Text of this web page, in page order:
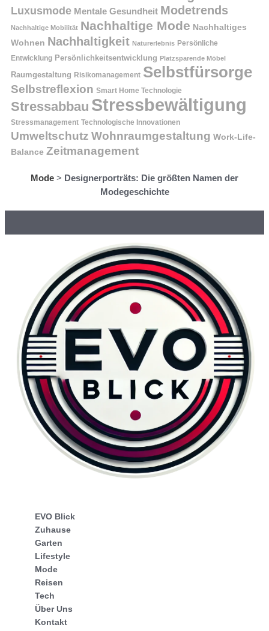
Luxusmode Mentale Gesundheit Modetrends
Nachhaltige Mobilität Nachhaltige Mode Nachhaltiges
Wohnen Nachhaltigkeit Naturerlebnis Persönliche
Entwicklung Persönlichkeitsentwicklung Platzsparende Möbel
Raumgestaltung Risikomanagement Selbstfürsorge
Selbstreflexion Smart Home Technologie
Stressabbau Stressbewältigung
Stressmanagement Technologische Innovationen
Umweltschutz Wohnraumgestaltung Work-Life-
Balance Zeitmanagement
Mode > Designerporträts: Die größten Namen der
Modegeschichte
EVO Blick
Zuhause
Garten
Lifestyle
Mode
Reisen
Tech
Über Uns
Kontakt